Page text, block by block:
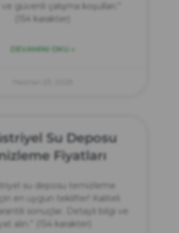
güvenli çalışma koşulları.”
(154 karakter)
DEVAMINI OKU »
Su Deposu
Fiyatları
su deposu temizleme
için en uygun teklifler! Kaliteli
sonuçlar. Detaylı bilgi ve
alın.” (154 karakter)